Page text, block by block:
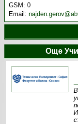
GSM:0
Email:
Още